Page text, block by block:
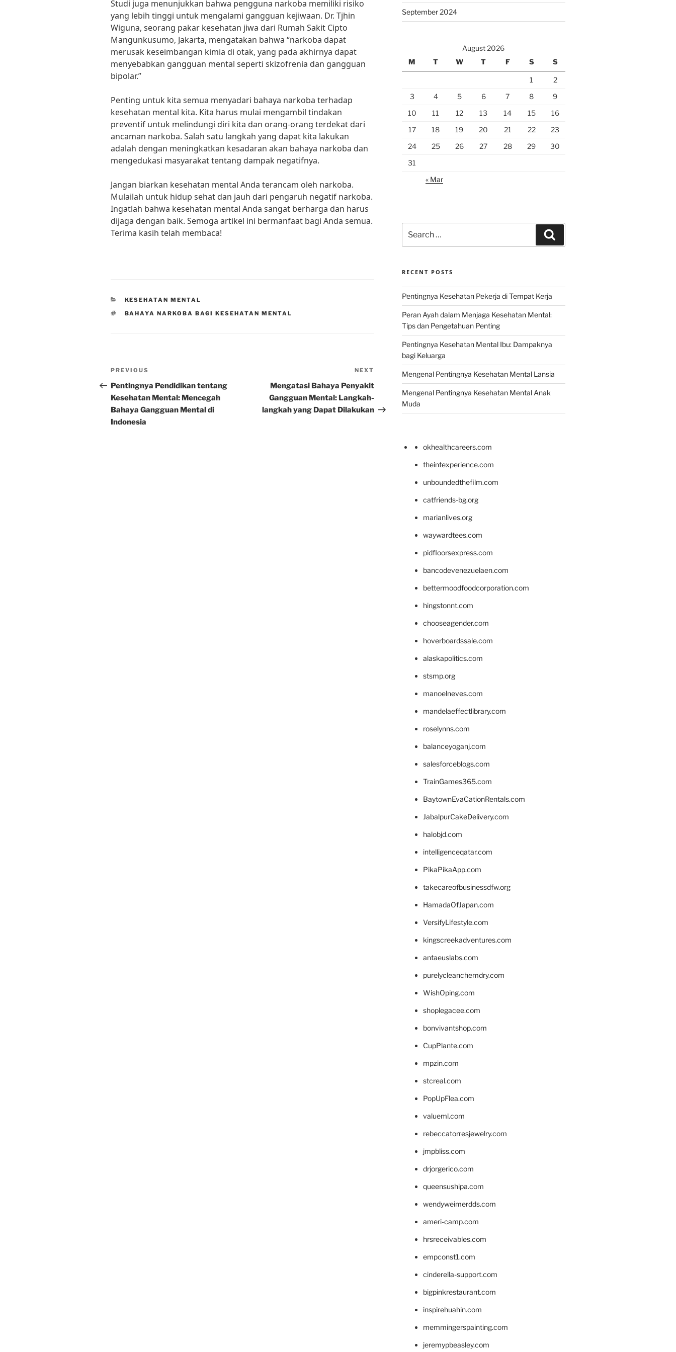
Studi juga menunjukkan bahwa pengguna narkoba memiliki risiko
yang lebih tinggi untuk mengalami gangguan kejiwaan. Dr. Tjhin
Wiguna, seorang pakar kesehatan jiwa dari Rumah Sakit Cipto
Mangunkusumo, Jakarta, mengatakan bahwa “narkoba dapat
merusak keseimbangan kimia di otak, yang pada akhirnya dapat
menyebabkan gangguan mental seperti skizofrenia dan gangguan
bipolar.”
Penting untuk kita semua menyadari bahaya narkoba terhadap
kesehatan mental kita. Kita harus mulai mengambil tindakan
preventif untuk melindungi diri kita dan orang-orang terdekat dari
ancaman narkoba. Salah satu langkah yang dapat kita lakukan
adalah dengan meningkatkan kesadaran akan bahaya narkoba dan
mengedukasi masyarakat tentang dampak negatifnya.
Jangan biarkan kesehatan mental Anda terancam oleh narkoba.
Mulailah untuk hidup sehat dan jauh dari pengaruh negatif narkoba.
Ingatlah bahwa kesehatan mental Anda sangat berharga dan harus
dijaga dengan baik. Semoga artikel ini bermanfaat bagi Anda semua.
Terima kasih telah membaca!
CATEGORIES
KESEHATAN MENTAL
TAGS
BAHAYA NARKOBA BAGI KESEHATAN MENTAL
Post
navigation
Previous
Post
PREVIOUS
Pentingnya Pendidikan tentang
Kesehatan Mental: Mencegah
Bahaya Gangguan Mental di
Indonesia
Post
NEXT
Mengatasi Bahaya Penyakit
Gangguan Mental: Langkah-
langkah yang Dapat Dilakukan
September 2024
August 2026
M
T W T F S S
1
2
3
4 5 6 7 8
9
10
11 12 13 14 15
16
17
18 19 20 21 22
23
24
25 26 27 28 29
30
31
« Mar
for:
RECENT POSTS
Pentingnya Kesehatan Pekerja di Tempat Kerja
Peran Ayah dalam Menjaga Kesehatan Mental:
Tips dan Pengetahuan Penting
Pentingnya Kesehatan Mental Ibu: Dampaknya
bagi Keluarga
Mengenal Pentingnya Kesehatan Mental Lansia
Mengenal Pentingnya Kesehatan Mental Anak
Muda
okhealthcareers.com
theintexperience.com
unboundedthefilm.com
catfriends-bg.org
marianlives.org
waywardtees.com
pidfloorsexpress.com
bancodevenezuelaen.com
bettermoodfoodcorporation.com
hingstonnt.com
chooseagender.com
hoverboardssale.com
alaskapolitics.com
stsmp.org
manoelneves.com
mandelaeffectlibrary.com
roselynns.com
balanceyoganj.com
salesforceblogs.com
TrainGames365.com
BaytownEvaCationRentals.com
JabalpurCakeDelivery.com
halobjd.com
intelligenceqatar.com
PikaPikaApp.com
takecareofbusinessdfw.org
HamadaOfJapan.com
VersifyLifestyle.com
kingscreekadventures.com
antaeuslabs.com
purelycleanchemdry.com
WishOping.com
shoplegacee.com
bonvivantshop.com
CupPlante.com
mpzin.com
stcreal.com
PopUpFlea.com
valueml.com
rebeccatorresjewelry.com
jmpbliss.com
drjorgerico.com
queensushipa.com
wendyweimerdds.com
ameri-camp.com
hrsreceivables.com
empconst1.com
cinderella-support.com
bigpinkrestaurant.com
inspirehuahin.com
memmingerspainting.com
jeremypbeasley.com